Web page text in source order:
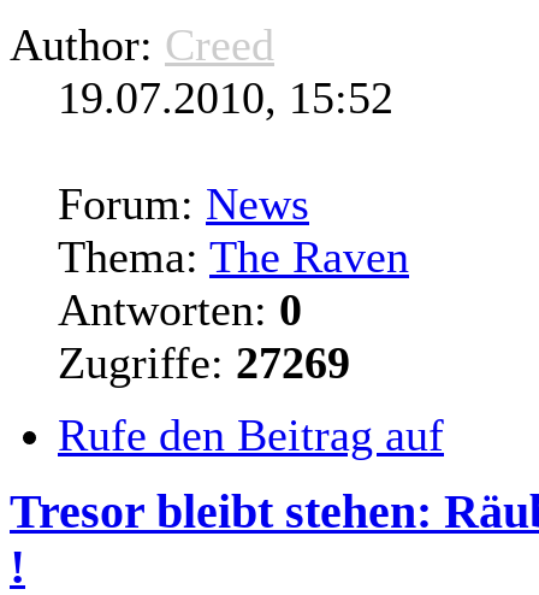
Author: Creed
19.07.2010, 15:52
Forum: News
Thema: The Raven
Antworten: 0
Zugriffe: 27269
Rufe den Beitrag auf
Tresor bleibt stehen:
!